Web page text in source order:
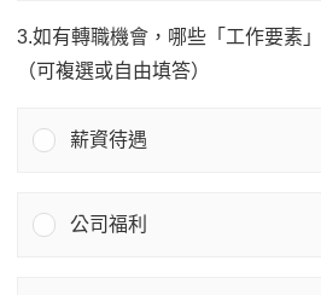
3.如有轉職機會，哪些「工作要素
（可複選或自由填答）
薪資待遇
公司福利